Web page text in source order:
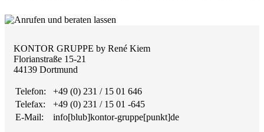
KONTOR GRUPPE by René Kiem
Florianstraße 15-21
44139 Dortmund
Telefon:
+49 (0) 231 / 15 01 646
Telefax:
+49 (0) 231 / 15 01 -645
E-Mail:
info[blub]kontor-gruppe[punkt]de